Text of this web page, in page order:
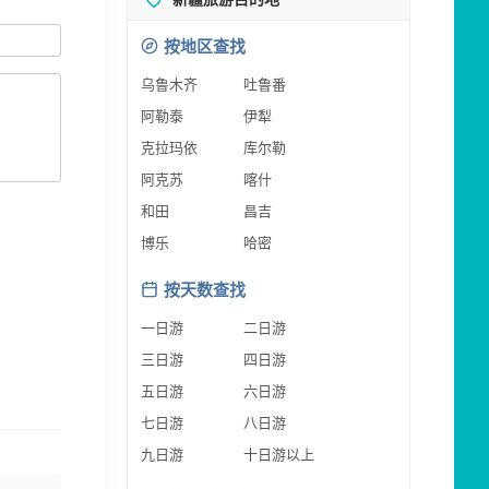
按地区查找
乌鲁木齐
吐鲁番
阿勒泰
伊犁
克拉玛依
库尔勒
阿克苏
喀什
和田
昌吉
博乐
哈密
按天数查找
一日游
二日游
三日游
四日游
五日游
六日游
七日游
八日游
九日游
十日游以上